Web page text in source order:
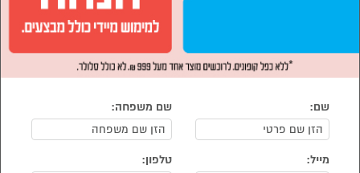
טופס פניה לשירות לקוחות
ת.ז.:
שם פרטי:
שם: שם משפחה:
מייל: טלפון: